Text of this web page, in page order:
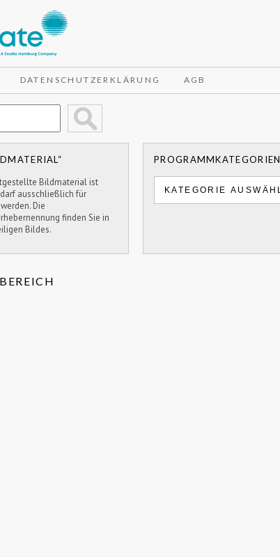
DATENSCHUTZERKLÄRUNG AGB
Bildmaterial ist
ausschließlich für
Die
finden Sie in
Bildes.
PROGRAMMKATEGORIEN